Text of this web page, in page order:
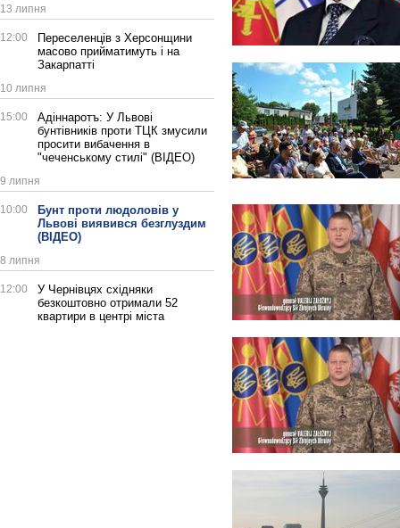
13 липня
12:00
Переселенців з Херсонщини
масово прийматимуть і на
Закарпатті
10 липня
15:00
Адіннаротъ: У Львові
бунтівників проти ТЦК змусили
просити вибачення в
"чеченському стилі" (ВІДЕО)
9 липня
10:00
Бунт проти людоловів у
Львові виявився безглуздим
(ВІДЕО)
8 липня
12:00
У Чернівцях східняки
безкоштовно отримали 52
квартири в центрі міста